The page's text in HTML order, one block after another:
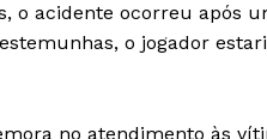
o acidente ocorreu após
o jogador
no atendimento às